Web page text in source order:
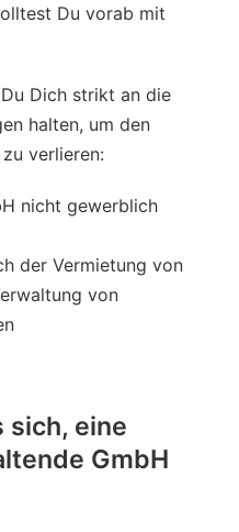
Du vorab mit
Dich strikt an die
halten, um den
verlieren:
nicht gewerblich
der Vermietung von
von
sich, eine
GmbH